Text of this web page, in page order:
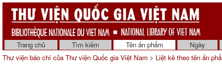
Trang chủ Tìm kiếm Tên ấn phẩm
Ngày
Thư viện báo chí của Thư viện Quốc gia Việt Nam > Liệt kê theo tên ấn